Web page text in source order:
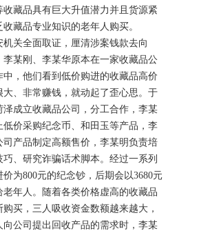
收藏品具有巨大升值潜力并且货源紧
藏品专业知识的老年人购买。
全面取证，厘清涉案钱款去向
刚、李某华原本在一家收藏品公
中，他们看到低价购进的收藏品高价
大、非常赚钱，就动起了歪心思。于
泽成立收藏品公司，分工合作，李某
低价采购纪念币、和田玉等产品，李
司产品制定高额售价，李某明负责培
巧、研究诈骗话术脚本。经过一系列
为800元的纪念钞，后期会以3680元
老年人。随着各类价格虚高的收藏品
买，三人吸收资金数额越来越大，
向公司提出回收产品的需求时，李某